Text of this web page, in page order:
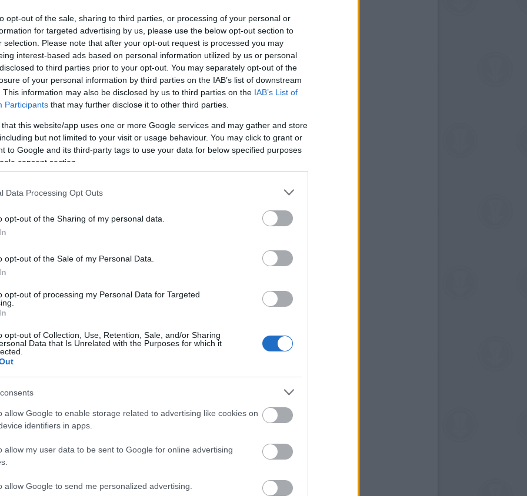
opt-out of the sale, sharing to third parties, or processing of your personal or
for targeted advertising by us, please use the below opt-out section to
selection. Please note that after your opt-out request is processed you may
interest-based ads based on personal information utilized by us or personal
to third parties prior to your opt-out. You may separately opt-out of the
of your personal information by third parties on the IAB’s list of downstream
This information may also be disclosed by us to third parties on the IAB’s List of
Participants that may further disclose it to other third parties.
that this website/app uses one or more Google services and may gather and store
but not limited to your visit or usage behaviour. You may click to grant or
to Google and its third-party tags to use your data for below specified purposes
consent section.
Data Processing Opt Outs
opt-out of the Sharing of my personal data.
opt-out of the Sale of my Personal Data.
opt-out of processing my Personal Data for Targeted
opt-out of Collection, Use, Retention, Sale, and/or Sharing
Data that Is Unrelated with the Purposes for which it
allow Google to enable storage related to advertising like cookies on
identifiers in apps.
allow my user data to be sent to Google for online advertising
allow Google to send me personalized advertising.
grandspeintres.com
festette meg Jeanne Demarsyt virágos
napernyőt tartva. Adrian Meyer, a Christie's
egyike az utolsó "múzeumi minőségű"
kerül. "Lélegzetelállító az a technika, ahogyan
megjeleníti rajta" - hangoztatta.
amelyet a francia impresszionista
benyújtott, ez a kiállítás hozta meg számára a
meg akarta festeni mind a négy évszakot saját
a félig kész ősz született meg, mielőtt 1883-
A festménynek alig egy-két tulajdonosa volt,
birtokában az elmúlt száz évben volt, és amely